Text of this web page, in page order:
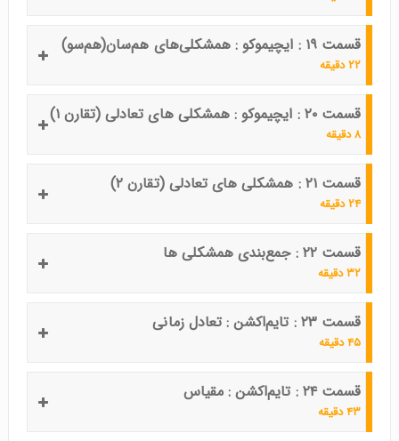
قسمت ۱۹ : ایچیموکو : همشکلی‌های هم‌سان(هم‌سو)
۲۲ دقیقه
قسمت ۲۰ : ایچیموکو : همشکلی‌ های تعادلی (تقارن ۱)
۸ دقیقه
قسمت ۲۱ : همشکلی‌ های تعادلی (تقارن ۲)
۲۴ دقیقه
قسمت ۲۲ : جمع‌بندی همشکلی‌ ها
۳۲ دقیقه
قسمت ۲۳ : تایم‌اکشن : تعادل زمانی
۴۵ دقیقه
قسمت ۲۴ : تایم‌اکشن : مقیاس
۴۳ دقیقه